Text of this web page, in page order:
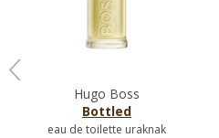
Hugo Boss
Bottled
eau de toilette uraknak